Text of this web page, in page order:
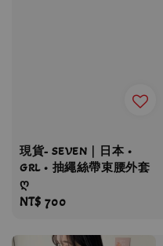
現貨- SEVEN｜日本 •
GRL • 抽繩絲帶束腰外套
ღ
Regular
NT$ 700